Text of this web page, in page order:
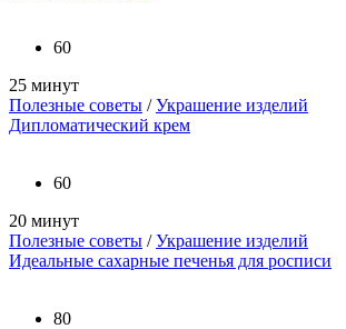
60
25 минут
Полезные советы /Украшение изделий
Дипломатический крем
60
20 минут
Полезные советы /Украшение изделий
Идеальные сахарные печенья для росписи
80